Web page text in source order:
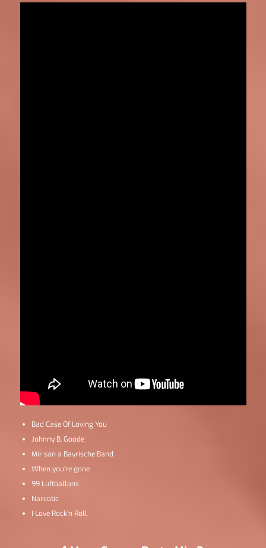
Bad Case Of Loving You
Johnny B. Goode
Mir san a Bayrische Band
When you’re gone
99 Luftballons
Narcotic
I Love Rock’n Roll